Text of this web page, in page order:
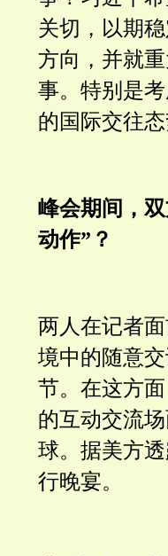
关切，以期
方向，并就
事。特别是
的国际交往
峰会期间，
动作”？
两人在记者
境中的随意
节。在这方
的互动交流
球。据美方
行晚宴。